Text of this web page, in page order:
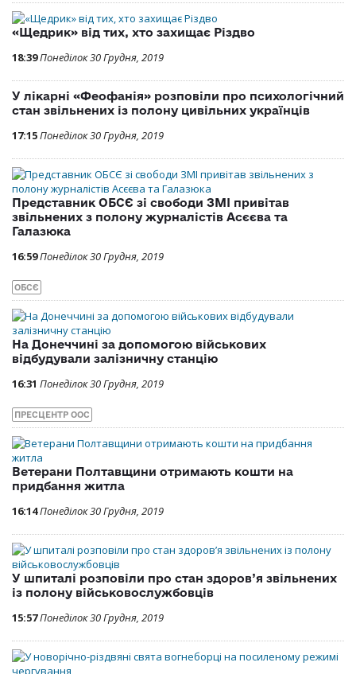
«Щедрик» від тих, хто захищає Різдво
18:39Понеділок 30 Грудня, 2019
У лікарні «Феофанія» розповіли про психологічний
стан звільнених із полону цивільних українців
17:15Понеділок 30 Грудня, 2019
Представник ОБСЄ зі свободи ЗМІ привітав
звільнених з полону журналістів Асєєва та
Галазюка
16:59Понеділок 30 Грудня, 2019
ОБСЄ
На Донеччині за допомогою військових
відбудували залізничну станцію
16:31 Понеділок 30 Грудня, 2019
ПРЕСЦЕНТР ООС
Ветерани Полтавщини отримають кошти на
придбання житла
16:14Понеділок 30 Грудня, 2019
У шпиталі розповіли про стан здоров’я звільнених
із полону військовослужбовців
15:57Понеділок 30 Грудня, 2019